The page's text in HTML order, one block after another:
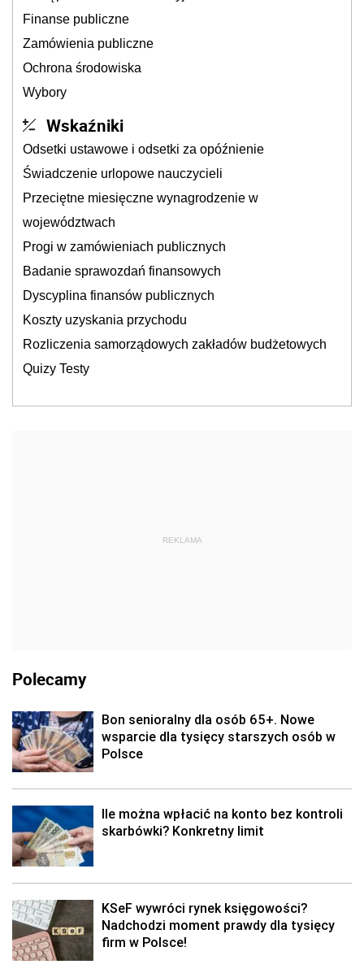
Finanse publiczne
Zamówienia publiczne
Ochrona środowiska
Wybory
Wskaźniki
Odsetki ustawowe i odsetki za opóźnienie
Świadczenie urlopowe nauczycieli
Przeciętne miesięczne wynagrodzenie w
województwach
Progi w zamówieniach publicznych
Badanie sprawozdań finansowych
Dyscyplina finansów publicznych
Koszty uzyskania przychodu
Rozliczenia samorządowych zakładów budżetowych
Quizy Testy
REKLAMA
Polecamy
Bon senioralny dla osób 65+. Nowe
wsparcie dla tysięcy starszych osób w
Polsce
Ile można wpłacić na konto bez kontroli
skarbówki? Konkretny limit
KSeF wywróci rynek księgowości?
Nadchodzi moment prawdy dla tysięcy
firm w Polsce!